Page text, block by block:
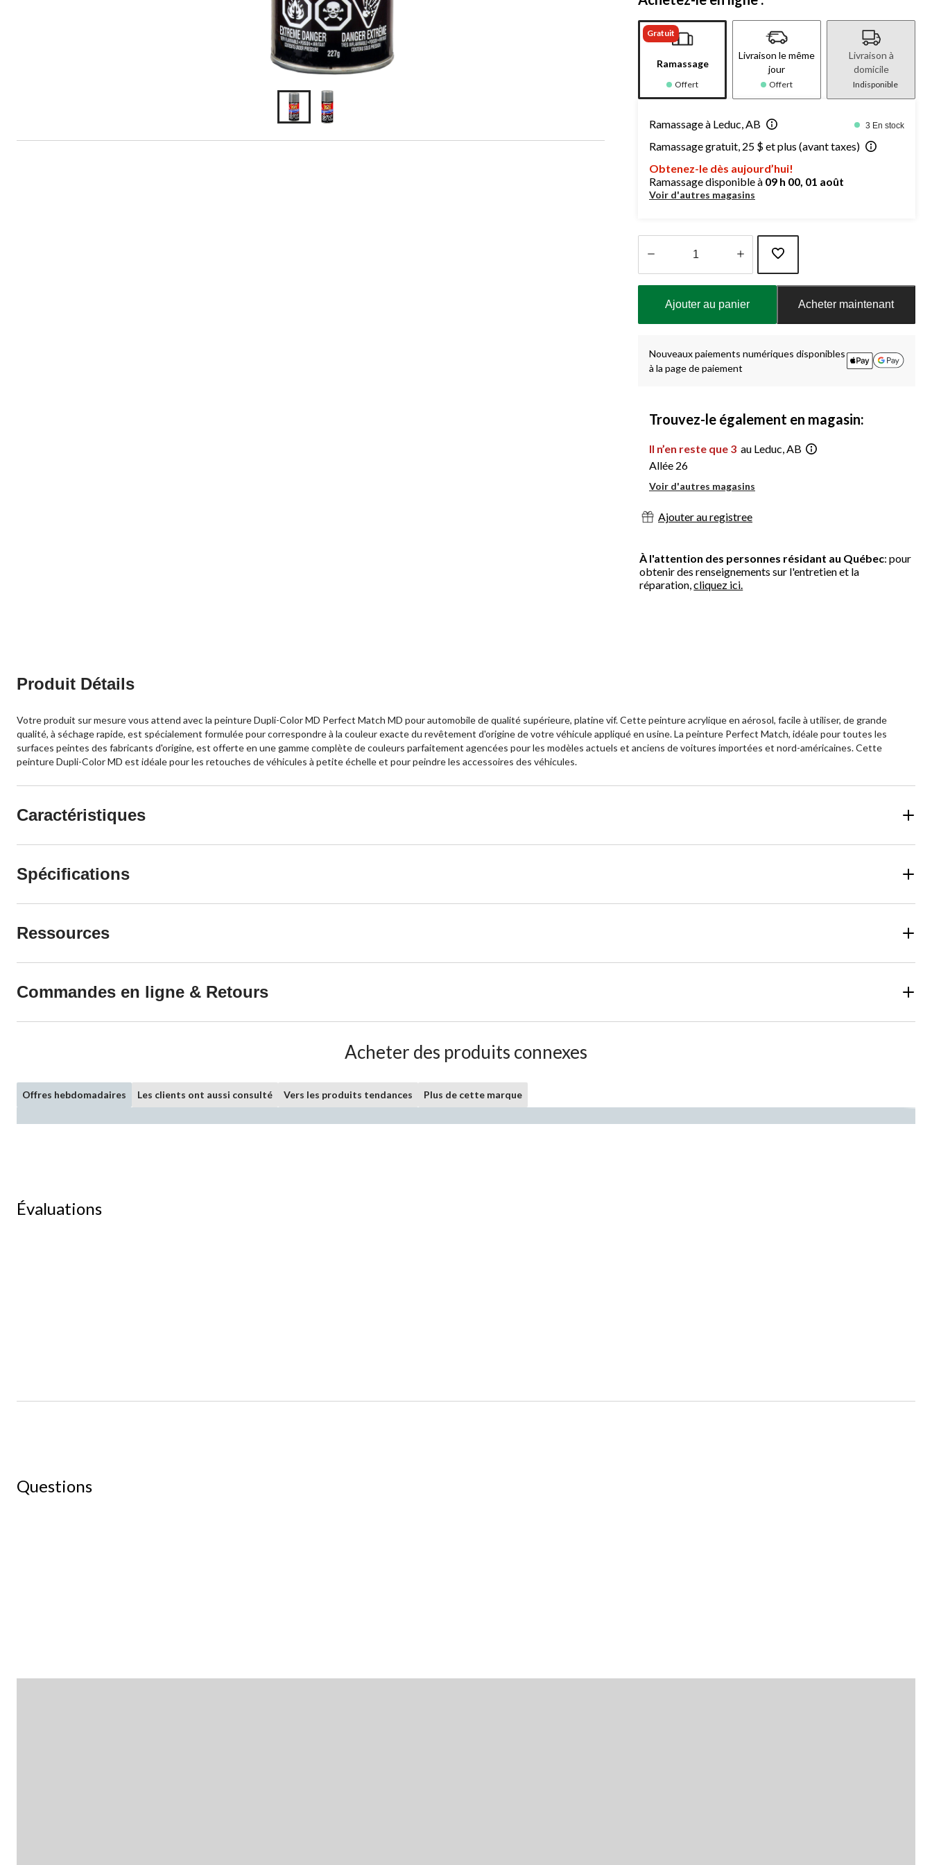
Gratuit
Ramassage
Offert
Livraison le même
jour
Offert
Livraison à
domicile
Indisponible
Ramassage à Leduc, AB 3 En stock
Ramassage gratuit, 25 $ et plus (avant taxes)
Obtenez-le dès aujourd’hui!
Ramassage disponible à 09 h 00, 01 août
Voir d'autres magasins
Ajouter au panier Acheter maintenant
Nouveaux paiements numériques disponibles
à la page de paiement
Trouvez-le également en magasin:
Il n’en reste que 3 au Leduc, AB
Allée 26
Voir d'autres magasins
Ajouter au registree
À l'attention des personnes résidant au Québec: pour
obtenir des renseignements sur l'entretien et la
réparation,cliquez ici.
Produit Détails
Votre produit sur mesure vous attend avec la peinture Dupli-Color MD Perfect Match MD pour automobile de qualité supérieure, platine vif. Cette peinture acrylique en aérosol, facile à utiliser, de grande
qualité, à séchage rapide, est spécialement formulée pour correspondre à la couleur exacte du revêtement d'origine de votre véhicule appliqué en usine. La peinture Perfect Match, idéale pour toutes les
surfaces peintes des fabricants d'origine, est offerte en une gamme complète de couleurs parfaitement agencées pour les modèles actuels et anciens de voitures importées et nord-américaines. Cette
peinture Dupli-Color MD est idéale pour les retouches de véhicules à petite échelle et pour peindre les accessoires des véhicules.
Caractéristiques
Spécifications
Ressources
Commandes en ligne & Retours
Acheter des produits connexes
Offres hebdomadaires Les clients ont aussi consulté Vers les produits tendances Plus de cette marque
Évaluations
Questions